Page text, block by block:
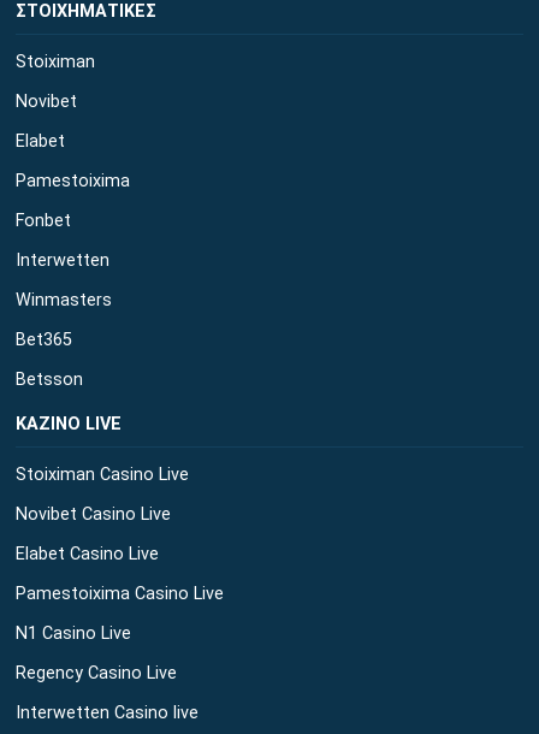
ΣΤΟΙΧΗΜΑΤΙΚΕΣ
Stoiximan
Novibet
Elabet
Pamestoixima
Fonbet
Interwetten
Winmasters
Bet365
Betsson
ΚΑΖΙΝΟ LIVE
Stoiximan Casino Live
Novibet Casino Live
Elabet Casino Live
Pamestoixima Casino Live
N1 Casino Live
Regency Casino Live
Interwetten Casino live